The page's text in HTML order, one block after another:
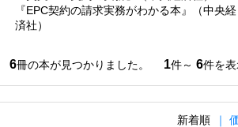
『EPC契約の請求実務がわかる本』（中央経
済社）
6冊の本が見つかりました。 1件～ 6件を
新着順